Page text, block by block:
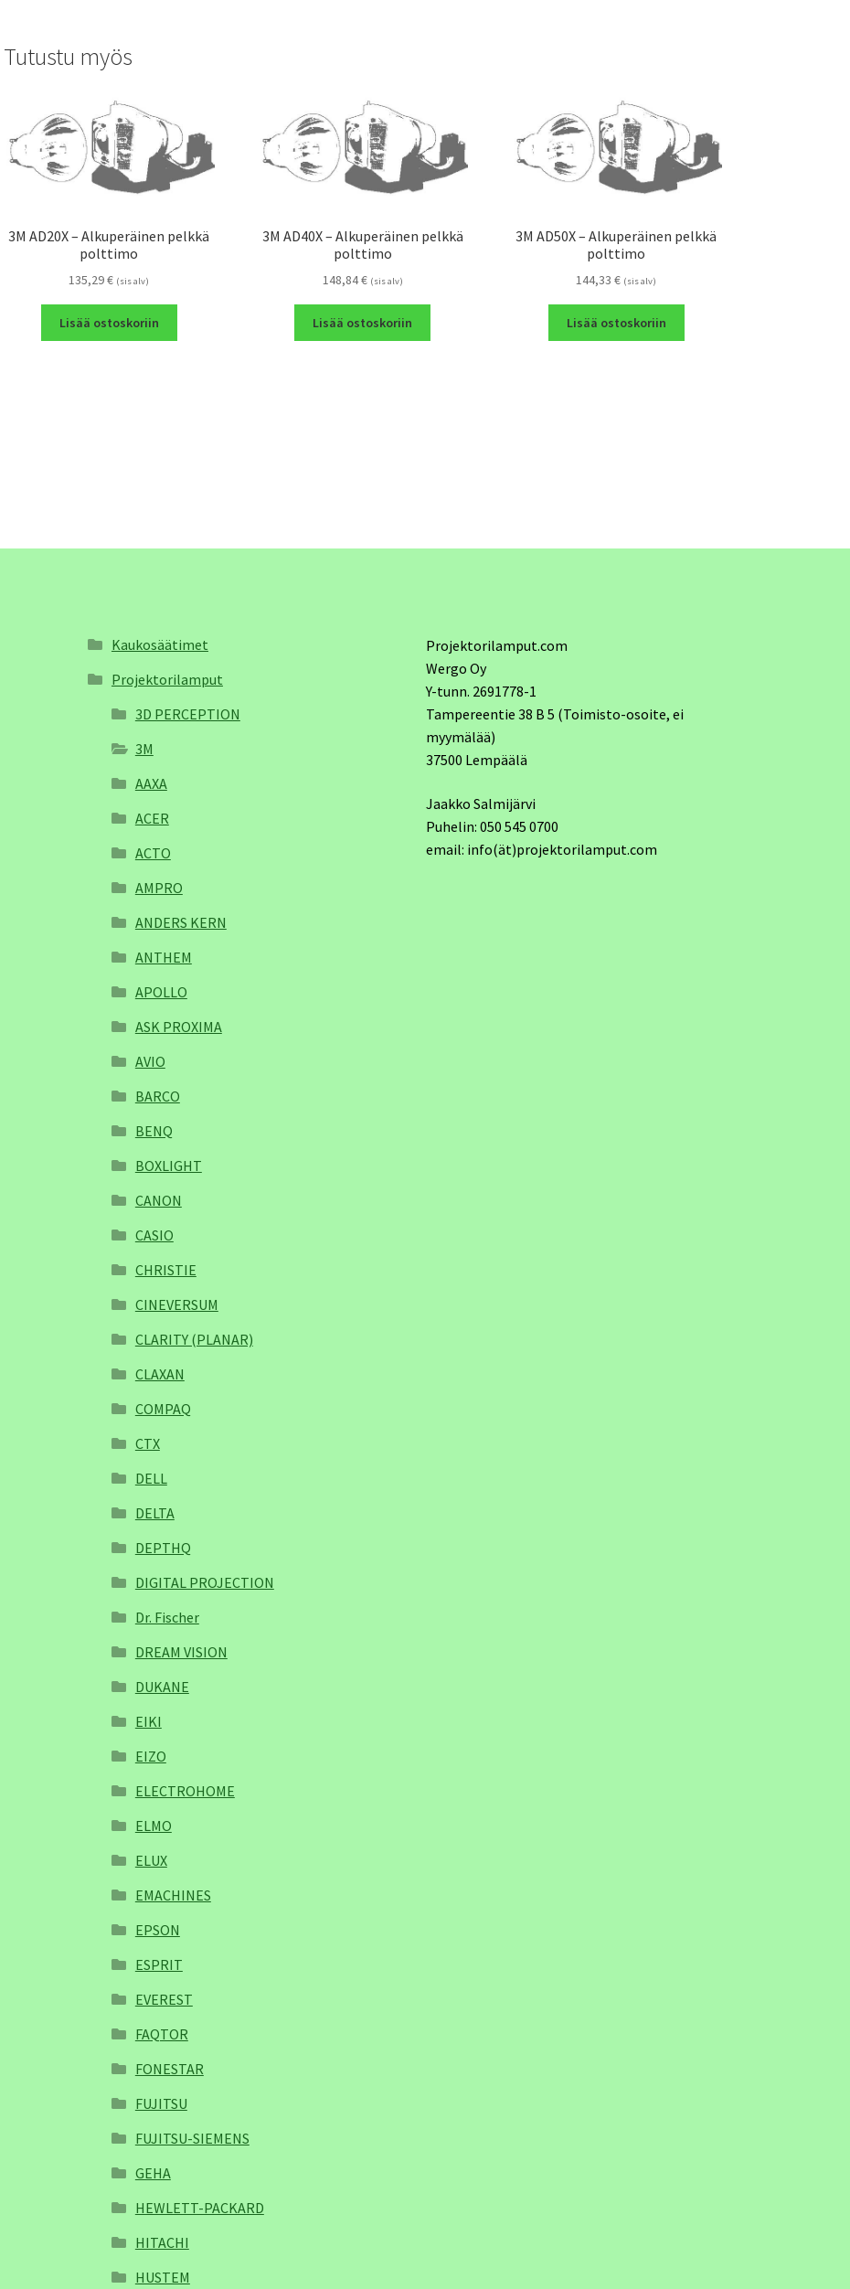
Tutustu myös
3M AD20X – Alkuperäinen pelkkä
polttimo
135,29€ (sis alv)
Lisää ostoskoriin
3M AD40X – Alkuperäinen pelkkä
polttimo
148,84€ (sis alv)
Lisää ostoskoriin
3M AD50X – Alkuperäinen pelkkä
polttimo
144,33€ (sis alv)
Lisää ostoskoriin
Kaukosäätimet
Projektorilamput
3D PERCEPTION
3M
AAXA
ACER
ACTO
AMPRO
ANDERS KERN
ANTHEM
APOLLO
ASK PROXIMA
AVIO
BARCO
BENQ
BOXLIGHT
CANON
CASIO
CHRISTIE
CINEVERSUM
CLARITY (PLANAR)
CLAXAN
COMPAQ
CTX
DELL
DELTA
DEPTHQ
DIGITAL PROJECTION
Dr. Fischer
DREAM VISION
DUKANE
EIKI
EIZO
ELECTROHOME
ELMO
ELUX
EMACHINES
EPSON
ESPRIT
EVEREST
FAQTOR
FONESTAR
FUJITSU
FUJITSU-SIEMENS
GEHA
HEWLETT-PACKARD
HITACHI
HUSTEM
Projektorilamput.com
Wergo Oy
Y-tunn. 2691778-1
Tampereentie 38 B 5 (Toimisto-osoite, ei
myymälää)
37500 Lempäälä
Jaakko Salmijärvi
Puhelin: 050 545 0700
email: info(ät)projektorilamput.com